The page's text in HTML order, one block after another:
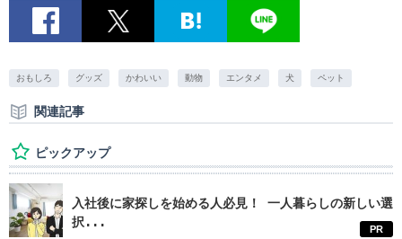
おもしろ グッズ かわいい 動物 エンタメ 犬 ペット
関連記事
ピックアップ
入社後に家探しを始める人必見！ 一人暮らしの新しい選
択...
PR